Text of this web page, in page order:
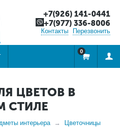
+7(926) 141-0441
+7(977) 336-8006
Контакты Перезвонить
0
ЦВЕТОВ В
СТИЛЕ
интерьера
Цветочницы